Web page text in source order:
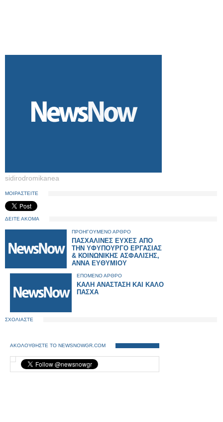
sidirodromikanea
ΜΟΙΡΑΣΤΕΙΤΕ
ΔΕΙΤΕ ΑΚΟΜΑ
ΠΡΟΗΓΟΥΜΕΝΟ ΑΡΘΡΟ
ΠΑΣΧΑΛΙΝΕΣ ΕΥΧΕΣ ΑΠΟ
ΤΗN ΥΦΥΠΟΥΡΓΟ ΕΡΓΑΣΙΑΣ
& ΚΟΙΝΩΝΙΚΗΣ ΑΣΦΑΛΙΣΗΣ,
ΑΝΝΑ ΕΥΘΥΜΙΟΥ
ΕΠΟΜΕΝΟ ΑΡΘΡΟ
ΚΑΛΗ ΑΝΑΣΤΑΣΗ ΚΑΙ ΚΑΛΟ
ΠΑΣΧΑ
ΣΧΟΛΙΑΣΤΕ
ΑΚΟΛΟΥΘΗΣΤΕ ΤΟ NEWSNOWGR.COM